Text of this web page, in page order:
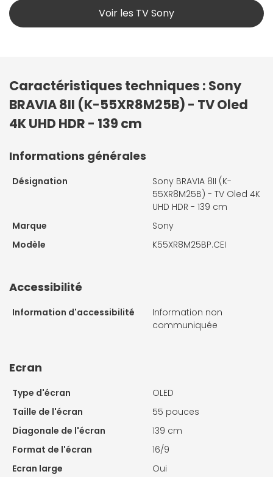
Voir les TV Sony
Caractéristiques techniques : Sony
BRAVIA 8II (K-55XR8M25B) - TV Oled
4K UHD HDR - 139 cm
Informations générales
Désignation
Sony BRAVIA 8II (K-
55XR8M25B) - TV Oled 4K
UHD HDR - 139 cm
Marque
Sony
Modèle
K55XR8M25BP.CEI
Accessibilité
Information d'accessibilité
Information non
communiquée
Ecran
Type d'écran
OLED
Taille de l'écran
55 pouces
Diagonale de l'écran
139 cm
Format de l'écran
16/9
Ecran large
Oui